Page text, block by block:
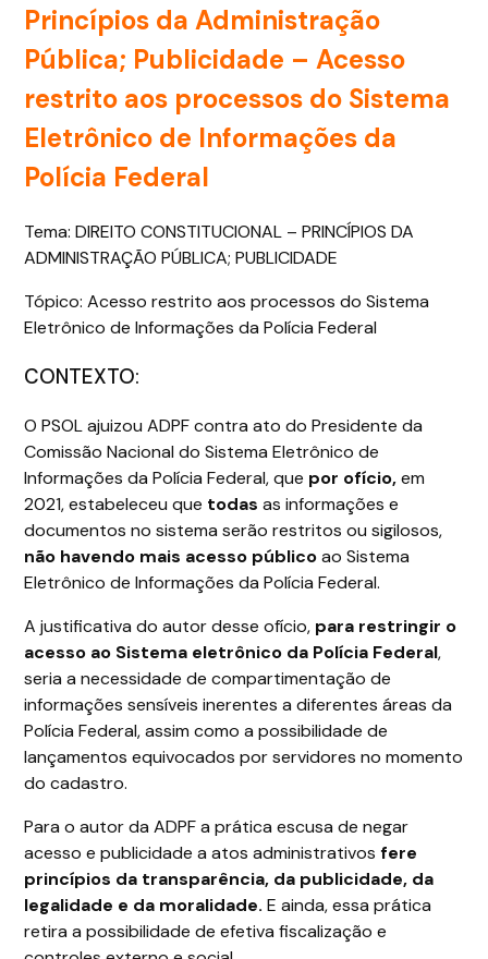
Princípios da Administração
Pública; Publicidade – Acesso
restrito aos processos do Sistema
Eletrônico de Informações da
Polícia Federal
Tema: DIREITO CONSTITUCIONAL – PRINCÍPIOS DA
ADMINISTRAÇÃO PÚBLICA; PUBLICIDADE
Tópico: Acesso restrito aos processos do Sistema
Eletrônico de Informações da Polícia Federal
CONTEXTO:
O PSOL ajuizou ADPF contra ato do Presidente da
Comissão Nacional do Sistema Eletrônico de
Informações da Polícia Federal, que por ofício,em
2021, estabeleceu que todas as informações e
documentos no sistema serão restritos ou sigilosos,
não havendo mais acesso públicoao Sistema
Eletrônico de Informações da Polícia Federal.
A justificativa do autor desse ofício, para restringir o
acesso ao Sistema eletrônico da Polícia Federal,
seria a necessidade de compartimentação de
informações sensíveis inerentes a diferentes áreas da
Polícia Federal, assim como a possibilidade de
lançamentos equivocados por servidores no momento
do cadastro.
Para o autor da ADPF a prática escusa de negar
acesso e publicidade a atos administrativosfere
princípios da transparência, da publicidade, da
legalidade e da moralidade. E ainda, essa prática
retira a possibilidade de efetiva fiscalização e